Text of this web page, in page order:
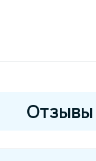
Отзывы